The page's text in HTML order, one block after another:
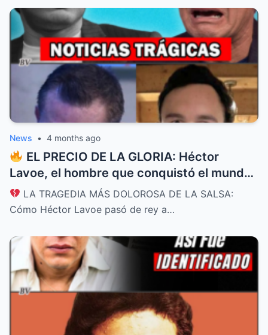
News • 4 months ago
EL PRECIO DE LA GLORIA: Héctor
Lavoe, el hombre que conquistó el mundo
con su voz y lo perdió todo por las drogas
y el dolor
LA TRAGEDIA MÁS DOLOROSA DE LA SALSA:
Cómo Héctor Lavoe pasó de rey a…